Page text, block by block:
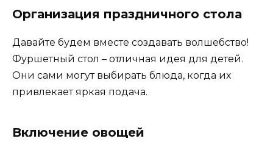
Организация праздничного стола
Давайте будем вместе создавать волшебство!
Фуршетный стол – отличная идея для детей.
Они сами могут выбирать блюда, когда их
привлекает яркая подача.
Включение овощей